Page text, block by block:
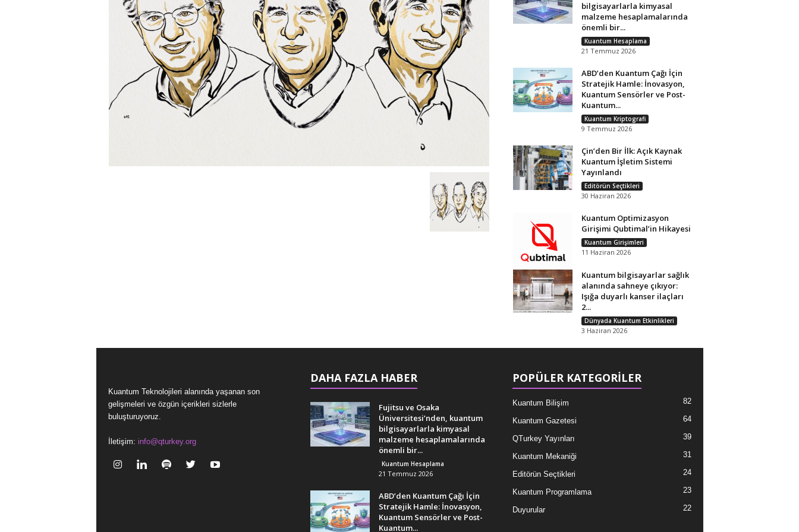
bilgisayarlarla kimyasal
malzeme hesaplamalarında
önemli bir...
Kuantum Hesaplama
21 Temmuz 2026
ABD’den Kuantum Çağı İçin
Stratejik Hamle: İnovasyon,
Kuantum Sensörler ve Post-
Kuantum...
Kuantum Kriptografi
9 Temmuz 2026
Çin’den Bir İlk: Açık Kaynak
Kuantum İşletim Sistemi
Yayınlandı
Editörün Seçtikleri
30 Haziran 2026
Kuantum Optimizasyon
Girişimi Qubtimal’in Hikayesi
Kuantum Girişimleri
11 Haziran 2026
Kuantum bilgisayarlar sağlık
alanında sahneye çıkıyor:
Işığa duyarlı kanser ilaçları
2...
Dünyada Kuantum Etkinlikleri
3 Haziran 2026
Kuantum Teknolojileri alanında yaşanan son
gelişmeleri ve özgün içerikleri sizlerle
buluşturuyoruz.
İletişim: info@qturkey.org
DAHA FAZLA HABER
Fujitsu ve Osaka
Üniversitesi’nden, kuantum
bilgisayarlarla kimyasal
malzeme hesaplamalarında
önemli bir...
Kuantum Hesaplama
21 Temmuz 2026
ABD’den Kuantum Çağı İçin
Stratejik Hamle: İnovasyon,
Kuantum Sensörler ve Post-
Kuantum...
POPÜLER KATEGORİLER
Kuantum Bilişim 82
Kuantum Gazetesi 64
QTurkey Yayınları 39
Kuantum Mekaniği 31
Editörün Seçtikleri 24
Kuantum Programlama 23
Duyurular 22